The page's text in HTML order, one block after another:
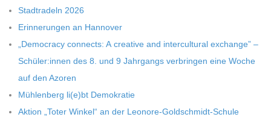
-
S
C
Stadt­ra­deln 2026
Erin­ne­run­gen an Hannover
„Demo­cracy con­nects: A crea­tive and inter­cul­tu­ral exch­ange” –
Schüler:innen des 8. und 9 Jahr­gangs ver­brin­gen eine Woche
auf den Azoren
Müh­len­berg li(e)bt Demokratie
Aktion „Toter Win­kel“ an der Leonore-Goldschmidt-Schule